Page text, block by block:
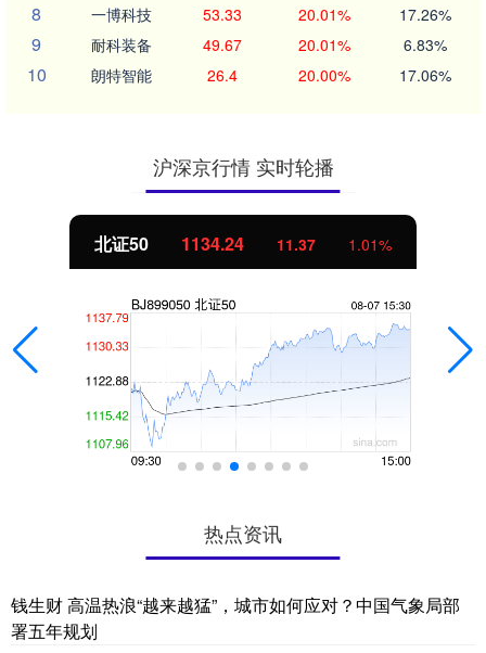
8 一博科技 53.33 20.01% 17.26%
9 耐科装备 49.67 20.01% 6.83%
10 朗特智能 26.4 20.00% 17.06%
沪深京行情 实时轮播
北证50 1134.24 11.37 1.01%
热点资讯
钱生财 高温热浪“越来越猛”，城市如何应对？中国气象局部
署五年规划